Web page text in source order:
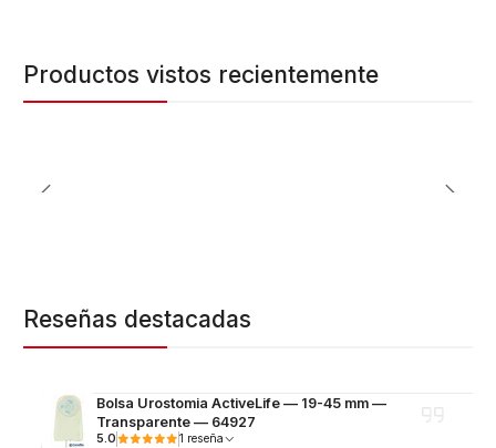
Productos vistos recientemente
Reseñas destacadas
Bolsa Urostomia ActiveLife — 19-45 mm —
Transparente — 64927
5.0 1 reseña